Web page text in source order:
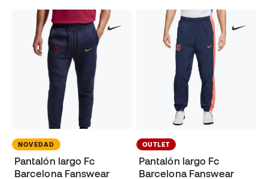
NOVEDAD
Pantalón largo Fc
Barcelona Fanswear
OUTLET
Pantalón largo Fc
Barcelona Fanswear